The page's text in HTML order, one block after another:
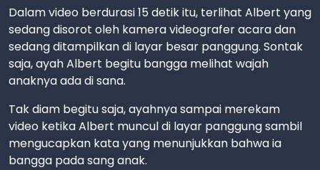
Dalam video berdurasi 15 detik itu, terlihat Albert yang
sedang disorot oleh kamera videografer acara dan
sedang ditampilkan di layar besar panggung. Sontak
saja, ayah Albert begitu bangga melihat wajah
anaknya ada di sana.
Tak diam begitu saja, ayahnya sampai merekam
video ketika Albert muncul di layar panggung sambil
mengucapkan kata yang menunjukkan bahwa ia
bangga pada sang anak.